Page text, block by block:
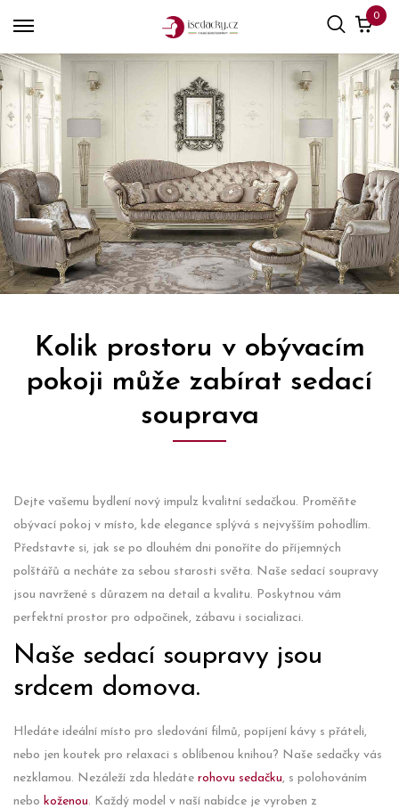
0
Kolik prostoru v obývacím
pokoji může zabírat sedací
souprava
Dejte vašemu bydlení nový impulz kvalitní sedačkou. Proměňte
obývací pokoj v místo, kde elegance splývá s nejvyšším pohodlím.
Představte si, jak se po dlouhém dni ponoříte do příjemných
polštářů a necháte za sebou starosti světa. Naše sedací soupravy
jsou navržené s důrazem na detail a kvalitu. Poskytnou vám
perfektní prostor pro odpočinek, zábavu i socializaci.
Naše sedací soupravy jsou
srdcem domova.
Hledáte ideální místo pro sledování filmů, popíjení kávy s přáteli,
nebo jen koutek pro relaxaci s oblíbenou knihou? Naše sedačky vás
nezklamou. Nezáleží zda hledáte rohovu sedačku, s polohováním
nebo koženou. Každý model v naší nabídce je vyroben z